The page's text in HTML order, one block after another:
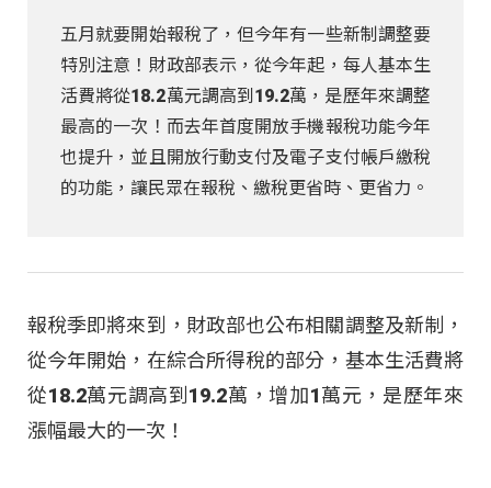
五月就要開始報稅了，但今年有一些新制調整要
特別注意！財政部表示，從今年起，每人基本生
活費將從18.2萬元調高到19.2萬，是歷年來調整
最高的一次！而去年首度開放手機報稅功能今年
也提升，並且開放行動支付及電子支付帳戶繳稅
的功能，讓民眾在報稅、繳稅更省時、更省力。
報稅季即將來到，財政部也公布相關調整及新制，
從今年開始，在綜合所得稅的部分，基本生活費將
從18.2萬元調高到19.2萬，增加1萬元，是歷年來
漲幅最大的一次！